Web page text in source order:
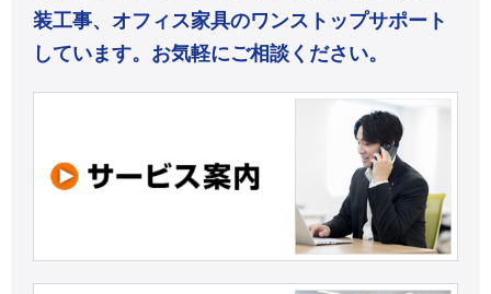
装工事、オフィス家具のワンストップサポート
しています。お気軽にご相談ください。